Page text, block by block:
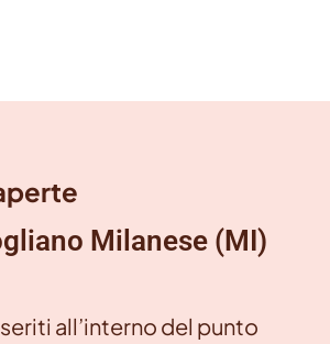
Milanese (MI)
all’interno del punto